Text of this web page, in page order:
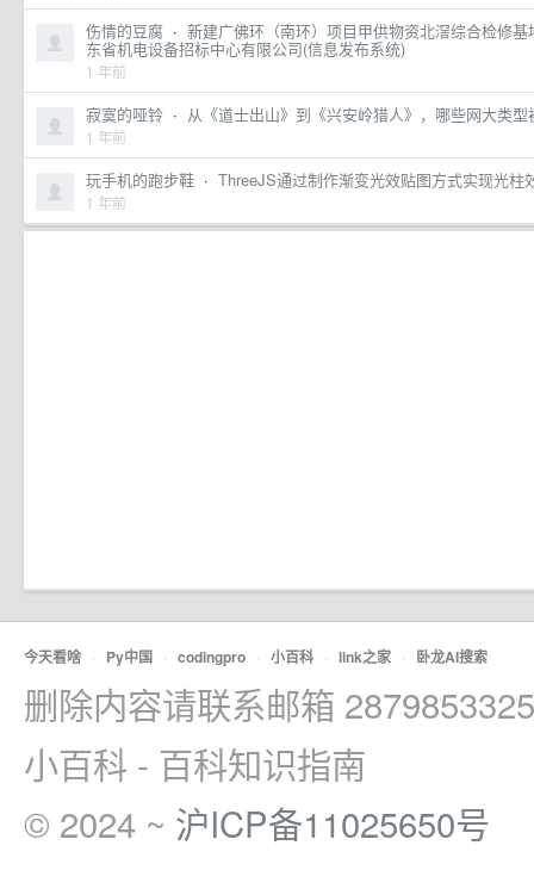
伤情的豆腐 · 新建广佛环（南环）项目甲供物资北滘综合检修
东省机电设备招标中心有限公司(信息发布系统)
1 年前
寂寞的哑铃 · 从《道士出山》到《兴安岭猎人》，哪些网大类型
1 年前
玩手机的跑步鞋 · ThreeJS通过制作渐变光效贴图方式实现光柱
1 年前
今天看啥 · Py中国 · codingpro · 小百科 · link之家 · 卧龙AI搜索
删除内容请联系邮箱
小百科 - 百科知识指南
© 2024 ~ 沪ICP备11025650号